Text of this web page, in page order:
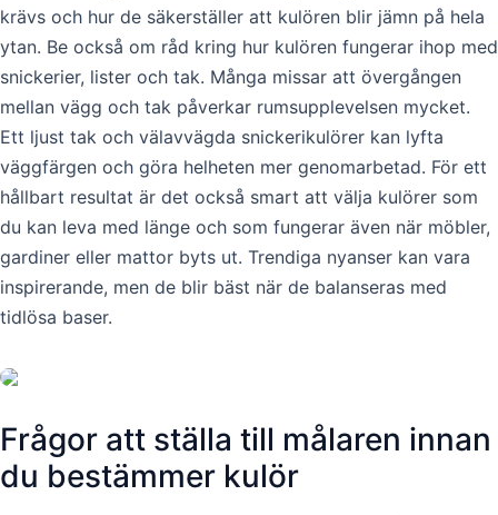
krävs och hur de säkerställer att kulören blir jämn på hela
ytan. Be också om råd kring hur kulören fungerar ihop med
snickerier, lister och tak. Många missar att övergången
mellan vägg och tak påverkar rumsupplevelsen mycket.
Ett ljust tak och välavvägda snickerikulörer kan lyfta
väggfärgen och göra helheten mer genomarbetad. För ett
hållbart resultat är det också smart att välja kulörer som
du kan leva med länge och som fungerar även när möbler,
gardiner eller mattor byts ut. Trendiga nyanser kan vara
inspirerande, men de blir bäst när de balanseras med
tidlösa baser.
Frågor att ställa till målaren innan
du bestämmer kulör